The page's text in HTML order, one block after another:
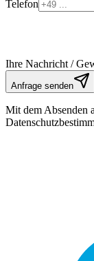
Telefon
Ihre Nachricht /
Anfrage senden
Mit dem Absenden